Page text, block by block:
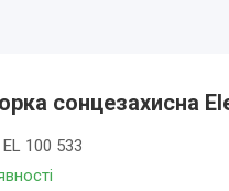
сонцезахисна
EL 100 533